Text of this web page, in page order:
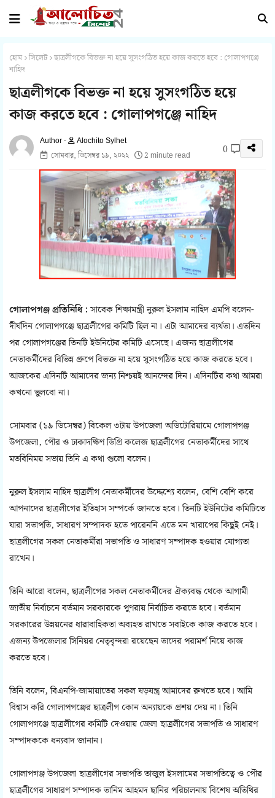
হোম সিলেট ছাত্রলীগকে বিভক্ত না হয়ে সুসংগঠিত হয়ে কাজ করতে হবে : গোলাপগঞ্জে
নাহিদ
ছাত্রলীগকে বিভক্ত না হয়ে সুসংগঠিত হয়ে
কাজ করতে হবে : গোলাপগঞ্জে নাহিদ
Alochito Sylhet
সোমবার, ডিসেম্বর ১৯, ২০২২
2 minute read 0
গোলাপগঞ্জ প্রতিনিধি :সাবেক শিক্ষামন্ত্রী নুরুল ইসলাম নাহিদ এমপি বলেন-
দীর্ঘদিন গোলাপগঞ্জে ছাত্রলীগের কমিটি ছিল না। এটা আমাদের ব্যর্থতা। এতদিন
পর গোলাপগঞ্জের তিনটি ইউনিটের কমিটি এসেছে। এজন্য ছাত্রলীগের
নেতাকর্মীদের বিভিন্ন গ্রুপে বিভক্ত না হয়ে সুসংগঠিত হয়ে কাজ করতে হবে।
আজকের এদিনটি আমাদের জন্য নিশ্চয়ই আনন্দের দিন। এদিনটির কথা আমরা
কখনো ভুলবো না।
সোমবার (১৯ ডিসেম্বর) বিকেল ৩টায় উপজেলা অডিটোরিয়ামে গোলাপগঞ্জ
উপজেলা, পৌর ও ঢাকাদক্ষিণ ডিগ্রি কলেজ ছাত্রলীগের নেতাকর্মীদের সাথে
মতবিনিময় সভায় তিনি এ কথা গুলো বলেন।
নুরুল ইসলাম নাহিদ ছাত্রলীগ নেতাকর্মীদের উদ্দেশ্যে বলেন, বেশি বেশি করে
আপনাদের ছাত্রলীগের ইতিহাস সম্পর্কে জানতে হবে। তিনটি ইউনিটের কমিটিতে
যারা সভাপতি, সাধারণ সম্পাদক হতে পারেননি এতে মন খারাপের কিছুই নেই।
ছাত্রলীগের সকল নেতাকর্মীরা সভাপতি ও সাধারণ সম্পাদক হওয়ার যোগ্যতা
রাখেন।
তিনি আরো বলেন, ছাত্রলীগের সকল নেতাকর্মীদের ঐক্যবদ্ধ থেকে আগামী
জাতীয় নির্বাচনে বর্তমান সরকারকে পুণরায় নির্বাচিত করতে হবে। বর্তমান
সরকারের উন্নয়নের ধারাবাহিকতা অব্যহত রাখতে সবাইকে কাজ করতে হবে।
এজন্য উপজেলার সিনিয়র নেতৃবৃন্দরা রয়েছেন তাদের পরামর্শ নিয়ে কাজ
করতে হবে।
তিনি বলেন, বিএনপি-জামায়াতের সকল ষড়যন্ত্র আমাদের রুখতে হবে। আমি
বিশ্বাস করি গোলাপগঞ্জের ছাত্রলীগ কোন অন্যায়কে প্রশয় দেয় না। তিনি
গোলাপগঞ্জে ছাত্রলীগের কমিটি দেওয়ায় জেলা ছাত্রলীগের সভাপতি ও সাধারণ
সম্পাদককে ধন্যবাদ জানান।
গোলাপগঞ্জ উপজেলা ছাত্রলীগের সভাপতি তাজুল ইসলামের সভাপতিত্বে ও পৌর
ছাত্রলীগের সাধারণ সম্পাদক তানিম আহমদ ছানির পরিচালনায় বিশেষ অতিথির